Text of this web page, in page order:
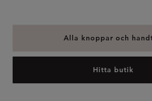
Alla knoppar och
Hitta butik